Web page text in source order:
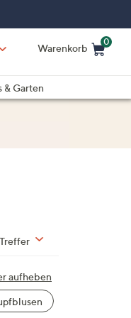
Warenkorb
0
& Garten
aufheben